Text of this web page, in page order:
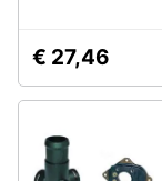
€ 27,46